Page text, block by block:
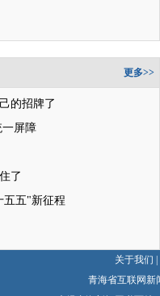
更多>>
的招牌了
一屏障
了
五五"新征程
关于我们
青海省互联网